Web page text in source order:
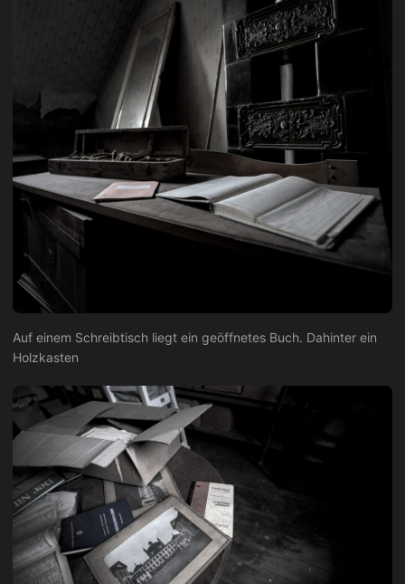
Auf einem Schreibtisch liegt ein geöffnetes Buch. Dahinter ein
Holzkasten